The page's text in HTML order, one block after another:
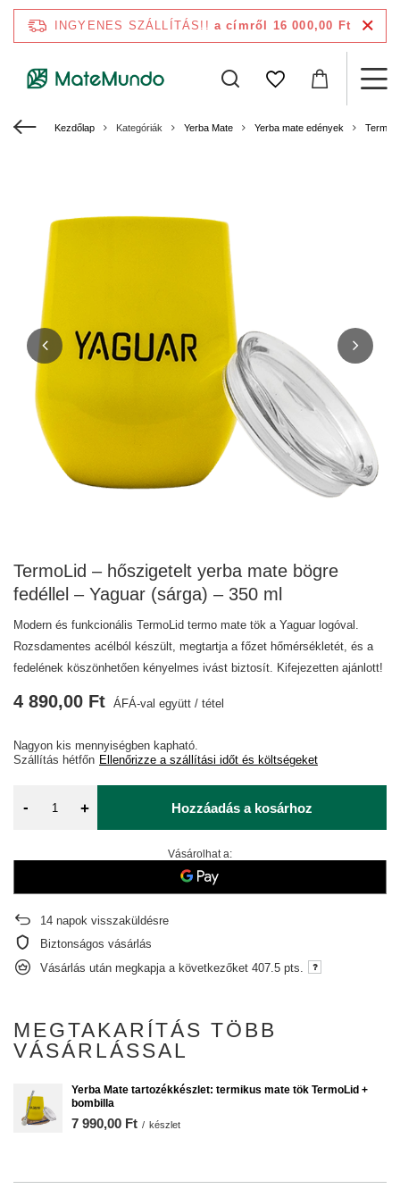
INGYENES SZÁLLÍTÁS!! a címről 16 000,00 Ft
Kezdőlap Kategóriák Yerba Mate Yerba mate edények
TermoLid – hőszigetelt yerba mate bögre
fedéllel – Yaguar (sárga) – 350 ml
Modern és funkcionális TermoLid termo mate tök a Yaguar logóval.
Rozsdamentes acélból készült, megtartja a főzet hőmérsékletét, és a
fedelének köszönhetően kényelmes ivást biztosít. Kifejezetten ajánlott!
Nagyon kis mennyiségben kapható
Szállítás hétfőn Ellenőrizze a szállítási időt és költségeket
4 890,00 Ft ÁFÁ-val együtt / tétel
- + Hozzáadás a kosárhoz
Vásárolhat a:
14 napok visszaküldésre
Biztonságos vásárlás
Vásárlás után megkapja a következőket 407.5 pts.
MEGTAKARÍTÁS TÖBB
VÁSÁRLÁSSAL
Yerba Mate tartozékkészlet: termikus mate tök TermoLid +
bombilla
7 990,00 Ft / készlet